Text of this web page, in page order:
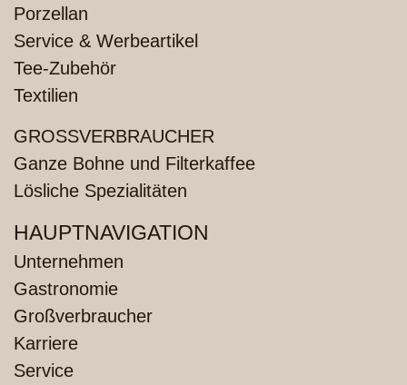
Porzellan
Service & Werbeartikel
Tee-Zubehör
Textilien
GROSSVERBRAUCHER
Ganze Bohne und Filterkaffee
Lösliche Spezialitäten
HAUPTNAVIGATION
Unternehmen
Gastronomie
Großverbraucher
Karriere
Service